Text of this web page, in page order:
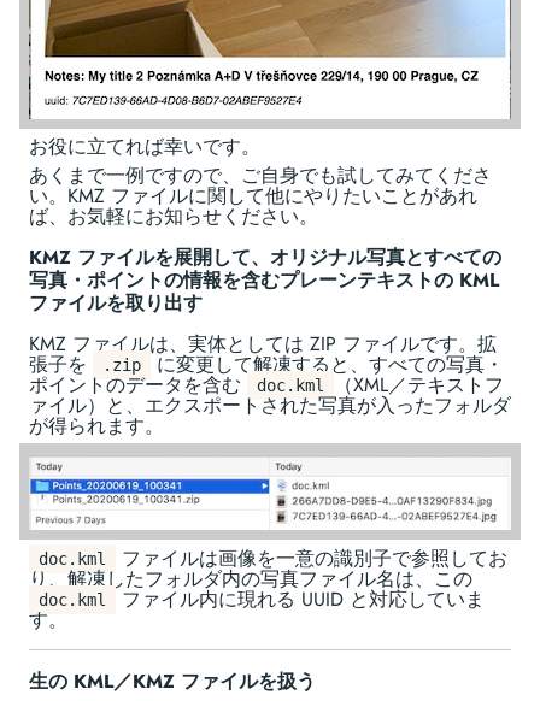
お役に立てれば幸いです。
あくまで一例ですので、ご自身でも試してみてくださ
い。KMZ ファイルに関して他にやりたいことがあれ
ば、お気軽にお知らせください。
KMZ ファイルを展開して、オリジナル写真とすべての
写真・ポイントの情報を含むプレーンテキストの KML
ファイルを取り出す
KMZ ファイルは、実体としては ZIP ファイルです。拡
張子を .zip に変更して解凍すると、すべての写真・
ポイントのデータを含む doc.kml （XML／テキストフ
ァイル）と、エクスポートされた写真が入ったフォルダ
が得られます。
doc.kml ファイルは画像を一意の識別子で参照してお
り、解凍したフォルダ内の写真ファイル名は、この
doc.kml ファイル内に現れる UUID と対応していま
す。
生の KML／KMZ ファイルを扱う